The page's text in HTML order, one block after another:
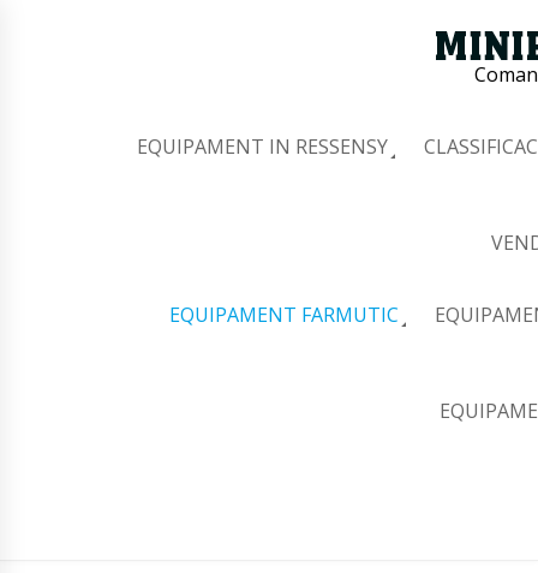
EQUIPAMENT IN RESSENSY
EQUIPAMENT FARMUTIC